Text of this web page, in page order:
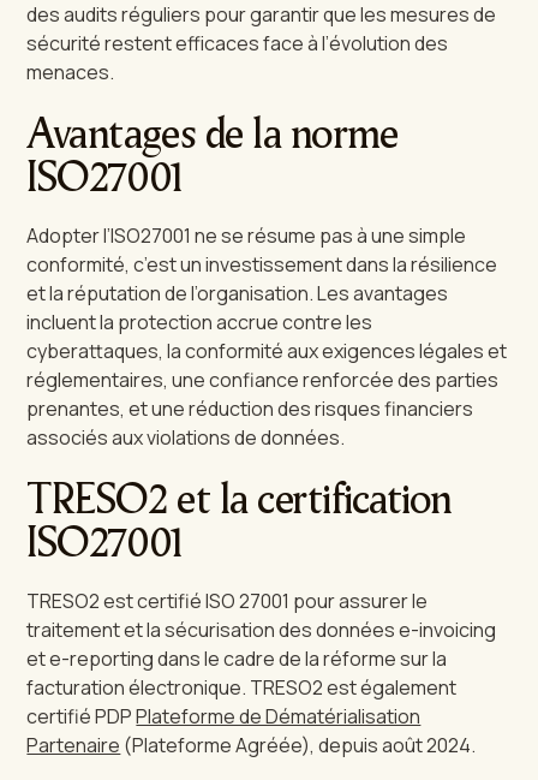
des audits réguliers pour garantir que les mesures de
sécurité restent efficaces face à l’évolution des
menaces.
Avantages de la norme
ISO27001
Adopter l’ISO27001 ne se résume pas à une simple
conformité, c’est un investissement dans la résilience
et la réputation de l’organisation. Les avantages
incluent la protection accrue contre les
cyberattaques, la conformité aux exigences légales et
réglementaires, une confiance renforcée des parties
prenantes, et une réduction des risques financiers
associés aux violations de données.
TRESO2 et la certification
ISO27001
TRESO2 est certifié ISO 27001 pour assurer le
traitement et la sécurisation des données e-invoicing
et e-reporting dans le cadre de la réforme sur la
facturation électronique. TRESO2 est également
certifié PDPPlateforme de Dématérialisation
Partenaire (Plateforme Agréée), depuis août 2024.